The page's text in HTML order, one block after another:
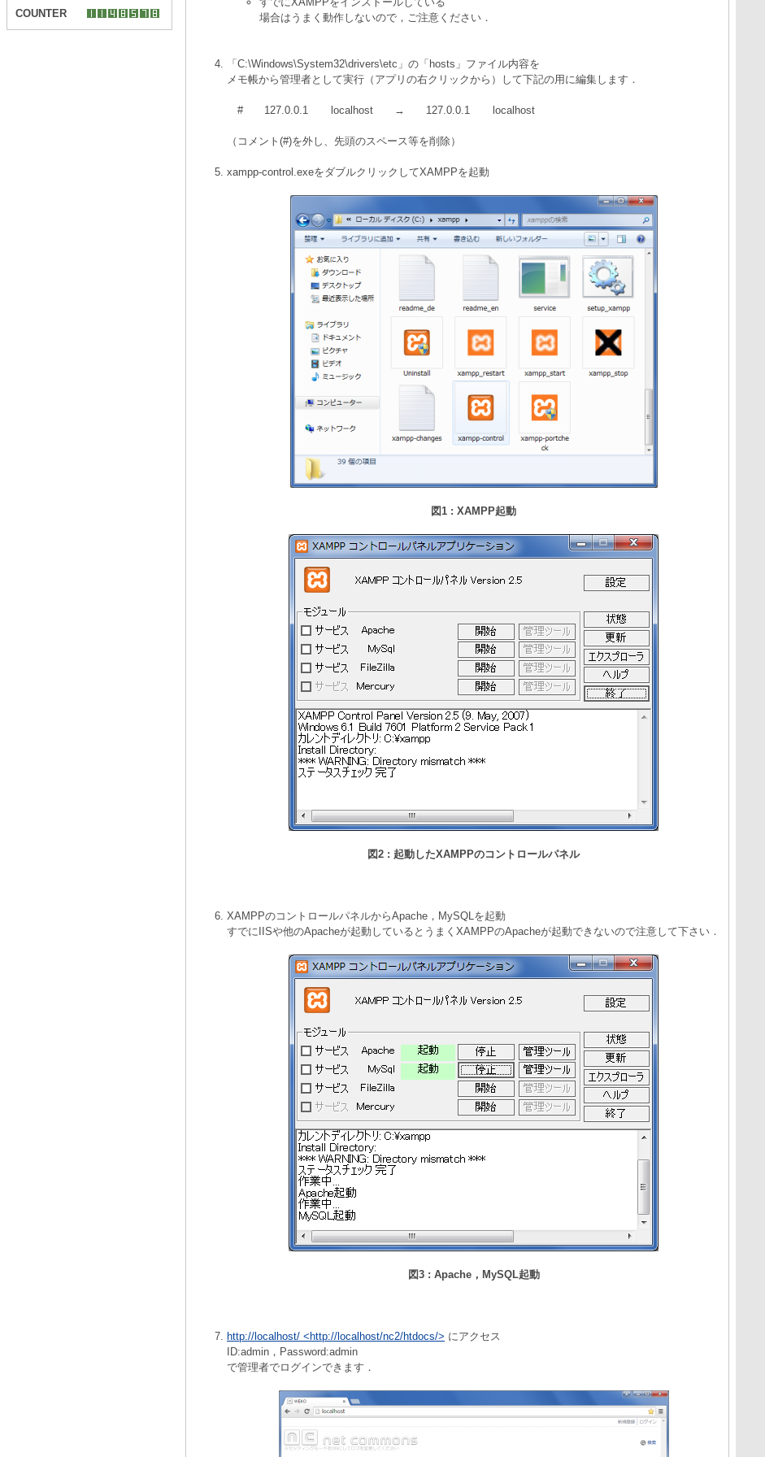
COUNTER
場合はうまく動作しないので，ご注意ください．
「C:\Windows\System32\drivers\etc」の「hosts」ファイル内容を
メモ帳から管理者として実行（アプリの右クリックから）して下記の用に編集します ．
# 127.0.0.1 localhost → 127.0.0.1 localhost
（コメント(#)を外し、先頭のスペース等を削除）
xampp-control.exeをダブルクリックしてXAMPPを起動
図1 : XAMPP起動
図2 : 起動したXAMPPのコントロールパネル
XAMPPのコントロールパネルからApache，MySQLを起動
すでにIISや他のApacheが起動しているとうまくXAMPPのApacheが起動できないので注意して下さい．
図3 : Apache，MySQL起動
http://localhost/ <http://localhost/nc2/htdocs/> にアクセス
ID:admin，Password:admin
で管理者でログインできます．